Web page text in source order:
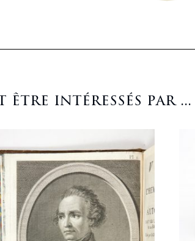
intéressés par ...